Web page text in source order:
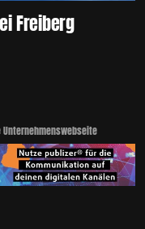
Freiberg